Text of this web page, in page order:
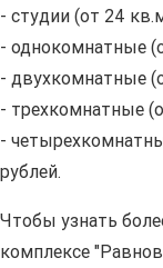
- студии (от 24
- однокомнатные
- двухкомнатные
- трехкомнатные
-
рублей.
Чтобы узнать
комплексе